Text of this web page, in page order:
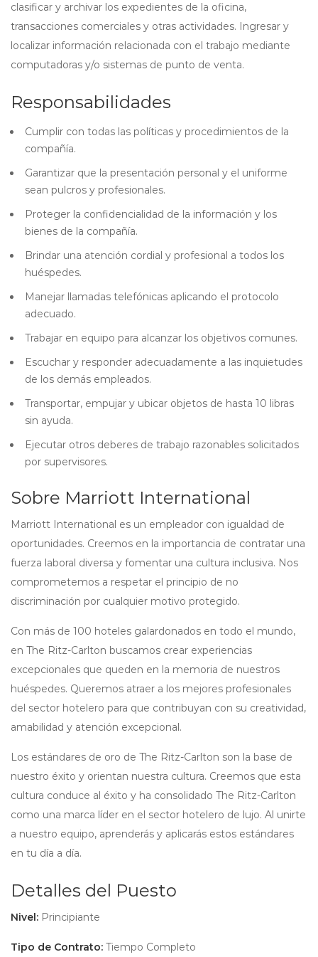
clasificar y archivar los expedientes de la oficina,
transacciones comerciales y otras actividades. Ingresar y
localizar información relacionada con el trabajo mediante
computadoras y/o sistemas de punto de venta.
Responsabilidades
Cumplir con todas las políticas y procedimientos de la
compañía.
Garantizar que la presentación personal y el uniforme
sean pulcros y profesionales.
Proteger la confidencialidad de la información y los
bienes de la compañía.
Brindar una atención cordial y profesional a todos los
huéspedes.
Manejar llamadas telefónicas aplicando el protocolo
adecuado.
Trabajar en equipo para alcanzar los objetivos comunes.
Escuchar y responder adecuadamente a las inquietudes
de los demás empleados.
Transportar, empujar y ubicar objetos de hasta 10 libras
sin ayuda.
Ejecutar otros deberes de trabajo razonables solicitados
por supervisores.
Sobre Marriott International
Marriott International es un empleador con igualdad de
oportunidades. Creemos en la importancia de contratar una
fuerza laboral diversa y fomentar una cultura inclusiva. Nos
comprometemos a respetar el principio de no
discriminación por cualquier motivo protegido.
Con más de 100 hoteles galardonados en todo el mundo,
en The Ritz-Carlton buscamos crear experiencias
excepcionales que queden en la memoria de nuestros
huéspedes. Queremos atraer a los mejores profesionales
del sector hotelero para que contribuyan con su creatividad,
amabilidad y atención excepcional.
Los estándares de oro de The Ritz-Carlton son la base de
nuestro éxito y orientan nuestra cultura. Creemos que esta
cultura conduce al éxito y ha consolidado The Ritz-Carlton
como una marca líder en el sector hotelero de lujo. Al unirte
a nuestro equipo, aprenderás y aplicarás estos estándares
en tu día a día.
Detalles del Puesto
Nivel: Principiante
Tipo de Contrato: Tiempo Completo